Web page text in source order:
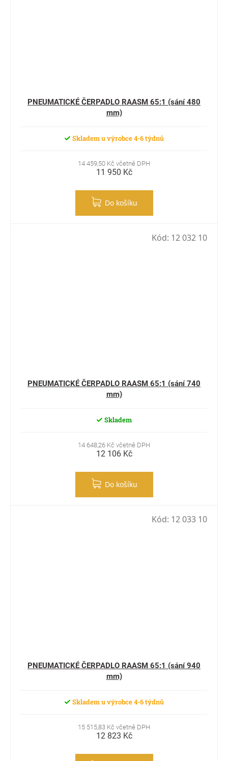
PNEUMATICKÉ ČERPADLO RAASM 65:1 (sání 480
mm)
Skladem u výrobce 4-6 týdnů
14 459,50 Kč včetně DPH
11 950 Kč
Do košíku
PNEUMATICKÉ ČERPADLO RAASM 65:1 (sání 740
mm)
Skladem
14 648,26 Kč včetně DPH
12 106 Kč
Do košíku
Kód: 12 032 10
PNEUMATICKÉ ČERPADLO RAASM 65:1 (sání 940
mm)
Skladem u výrobce 4-6 týdnů
15 515,83 Kč včetně DPH
12 823 Kč
Kód: 12 033 10